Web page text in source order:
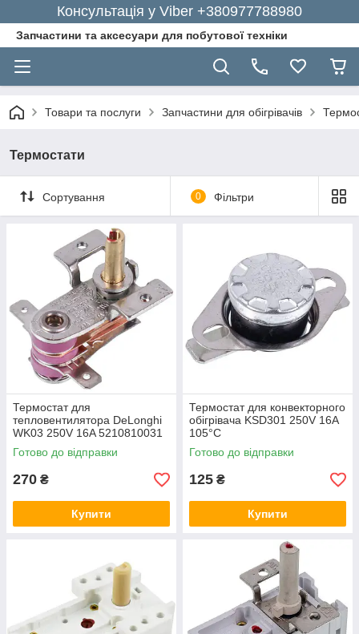
Консультація у Viber +380977788980
Запчастини та аксесуари для побутової техніки
Товари та послуги Запчастини для обігрівачів
Термостати
Сортування 0 Фільтри
Термостат для
тепловентилятора DeLonghi
WK03 250V 16A 5210810031
Готово до відправки
270 ₴
Купити
Термостат для конвекторного
обігрівача KSD301 250V 16A
105°C
Готово до відправки
125 ₴
Купити